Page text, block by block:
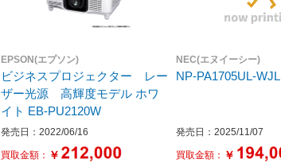
EPSON(エプソン)
ビジネスプロジェクター レー
ザー光源 高輝度モデル ホワ
イト EB-PU2120W
発売日：2022/06/16
買取金額： ￥
NEC(エヌイーシー)
NP-PA1705UL-WJL
発売日：2025/11/07
買取金額： ￥